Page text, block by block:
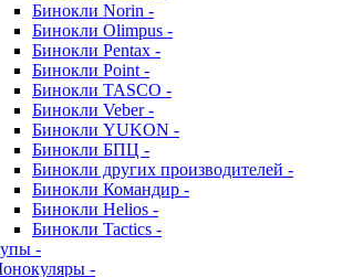
Бинокли Norin -
Бинокли Olimpus -
Бинокли Pentax -
Бинокли Point -
Бинокли TASCO -
Бинокли Veber -
Бинокли YUKON -
Бинокли БПЦ -
Бинокли других производителей -
Бинокли Командир -
Бинокли Helios -
Бинокли Tactics -
-
-